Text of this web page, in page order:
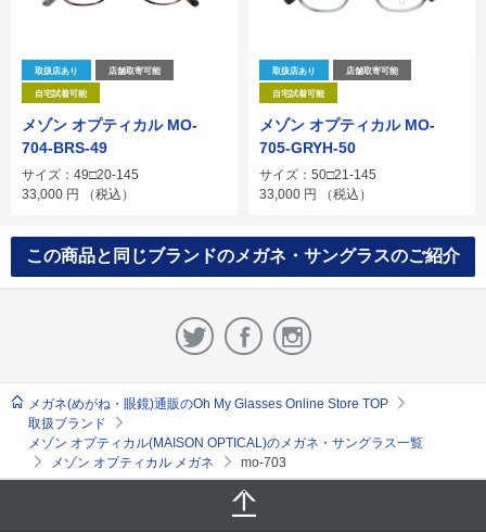
取扱店あり 店舗取寄可能
自宅試着可能
メゾン オプティカル MO-
704-BRS-49
サイズ：49□20-145
33,000 円 （税込）
取扱店あり 店舗取寄可能
自宅試着可能
メゾン オプティカル MO-
705-GRYH-50
サイズ：50□21-145
33,000 円 （税込）
この商品と同じブランドのメガネ・サングラスのご紹介
メガネ(めがね・眼鏡)通販のOh My Glasses Online Store TOP
取扱ブランド
メゾン オプティカル(MAISON OPTICAL)のメガネ・サングラス一覧
メゾン オプティカル メガネ
mo-703